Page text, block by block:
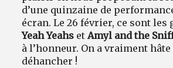
d’une quinzaine de
écran. Le 26 février, ce sont les
Yeah Yeahs etAmyl and the
à l’honneur. On a vraiment hâte
déhancher !